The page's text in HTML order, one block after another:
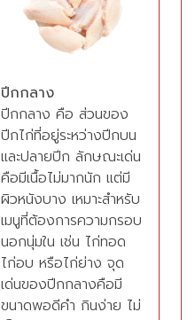
ปีกกลาง
ปีกกลาง คือ ส่วนของ
ปีกไก่ที่อยู่ระหว่างปีกบน
และปลายปีก ลักษณะเด่น
คือมีเนื้อไม่มากนัก แต่มี
ผิวหนังบาง เหมาะสำหรับ
เมนูที่ต้องการความกรอบ
นอกนุ่มใน เช่น ไก่ทอด
ไก่อบ หรือไก่ย่าง จุด
เด่นของปีกกลางคือมี
ขนาดพอดีคำ กินง่าย ไม่